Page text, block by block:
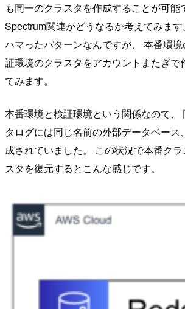
も同一のクラスタを作成することが可能
Spectrum関連がどうなるか考えてみま
ハマったパターンなんですが、 本番環
証環境のクラスタをアカウントまたぎで
てみます。
本番環境と検証環境という関係なので、
タログには同じ名前の外部データベース
成されていました。 この状況で本番ク
スタを復元するとこんな感じです。